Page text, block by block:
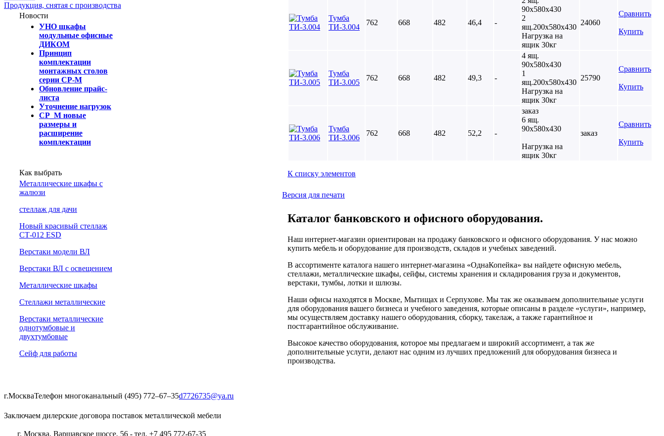
Продукция, снятая с производства
Новости
УНО шкафы
модульные офисные
ДИКОМ
Принцип
комплектации
монтажных столов
серии СР-М
Обновление прайс-
листа
Уточнение нагрузок
СР_М новые
размеры и
расширение
комплектации
Как выбрать
Металлические шкафы с
жалюзи
cтеллаж для дачи
Новый красивый стеллаж
СТ-012 ESD
Верстаки модели ВЛ
Верстаки ВЛ с освещением
Металлические шкафы
Стеллажи металлические
Верстаки металлические
однотумбовые и
двухтумбовые
Сейф для работы
Тумба
ТИ-3.004
762 668 482 46,4 -
90х580х430
2
ящ.200х580х430
Нагрузка на
ящик 30кг
24060
Сравнить
Купить
Тумба
ТИ-3.005
762 668 482 49,3 -
4 ящ.
90х580х430
1
ящ.200х580х430
Нагрузка на
ящик 30кг
25790
Сравнить
Купить
Тумба
ТИ-3.006
762 668 482 52,2 -
заказ
6 ящ.
90х580х430
Нагрузка на
ящик 30кг
заказ
Сравнить
Купить
К списку элементов
Версия для печати
Каталог банковского и офисного оборудования.
Наш интернет-магазин ориентирован на продажу банковского и офисного оборудования. У нас можно
купить мебель и оборудование для производств, складов и учебных заведений.
В ассортименте каталога нашего интернет-магазина «ОднаКопейка» вы найдете офисную мебель,
стеллажи, металлические шкафы, сейфы, системы хранения и складирования груза и документов,
верстаки, тумбы, лотки и шлюзы.
Наши офисы находятся в Москве, Мытищах и Серпухове. Мы так же оказываем дополнительные услуги
для оборудования вашего бизнеса и учебного заведения, которые описаны в разделе «услуги», например,
мы осуществляем доставку нашего оборудования, сборку, такелаж, а также гарантийное и
постгарантийное обслуживание.
Высокое качество оборудования, которое мы предлагаем и широкий ассортимент, а так же
дополнительные услуги, делают нас одним из лучших предложений для оборудования бизнеса и
производства.
г.МоскваТелефон многоканальный (495) 772‒67‒35d7726735@ya.ru
Заключаем дилерские договора поставок металлической мебели
г. Москва, Варшавское шоссе, 56 - тел. +7 495 772-67-35